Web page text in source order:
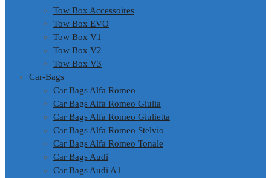
Tow Box Accessoires
Tow Box EVO
Tow Box V1
Tow Box V2
Tow Box V3
Car-Bags
Car Bags Alfa Romeo
Car Bags Alfa Romeo Giulia
Car Bags Alfa Romeo Giulietta
Car Bags Alfa Romeo Stelvio
Car Bags Alfa Romeo Tonale
Car Bags Audi
Car Bags Audi A1